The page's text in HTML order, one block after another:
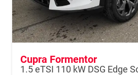
Cupra Formentor